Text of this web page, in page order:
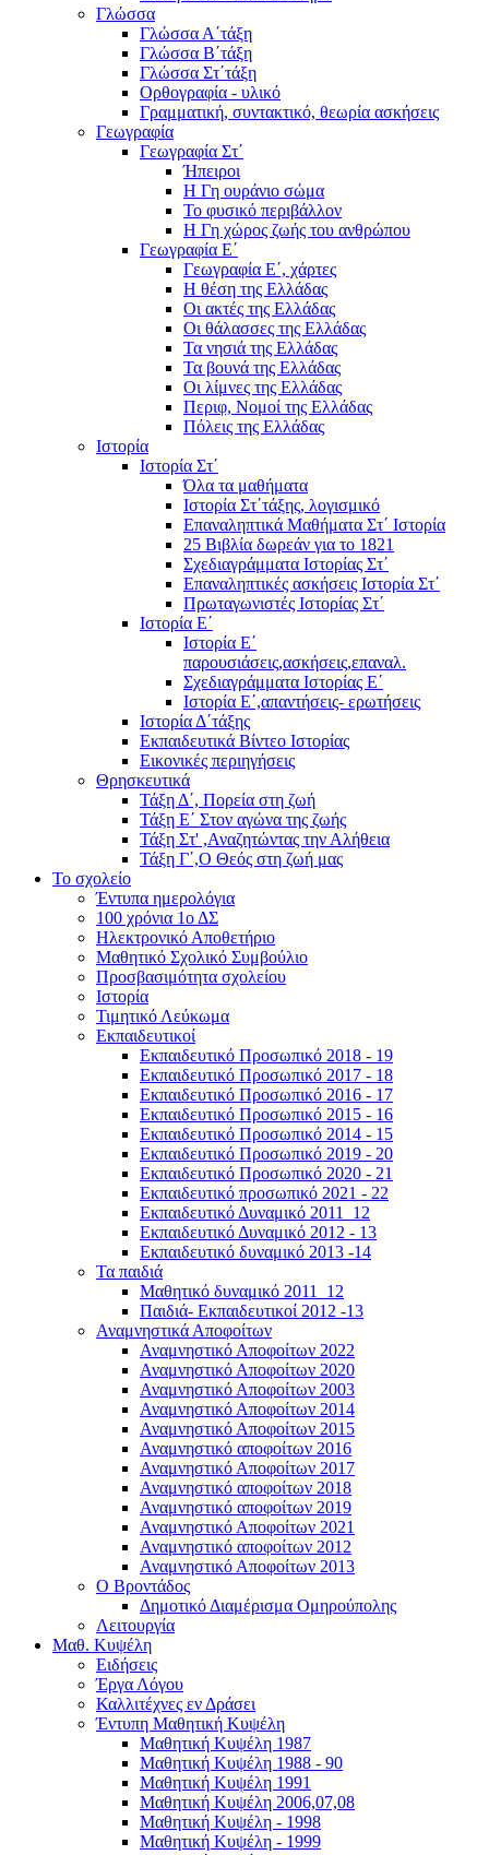
Γλώσσα
Γλώσσα Α΄τάξη
Γλώσσα Β΄τάξη
Γλώσσα Στ΄τάξη
Ορθογραφία - υλικό
Γραμματική, συντακτικό, θεωρία ασκήσεις
Γεωγραφία
Γεωγραφία Στ΄
Ήπειροι
Η Γη ουράνιο σώμα
Το φυσικό περιβάλλον
Η Γη χώρος ζωής του ανθρώπου
Γεωγραφία Ε΄
Γεωγραφία Ε΄, χάρτες
Η θέση της Ελλάδας
Οι ακτές της Ελλάδας
Οι θάλασσες της Ελλάδας
Τα νησιά της Ελλάδας
Τα βουνά της Ελλάδας
Οι λίμνες της Ελλάδας
Περιφ, Νομοί της Ελλάδας
Πόλεις της Ελλάδας
Ιστορία
Ιστορία Στ΄
Όλα τα μαθήματα
Ιστορία Στ΄τάξης, λογισμικό
Επαναληπτικά Μαθήματα Στ΄ Ιστορία
25 Βιβλία δωρεάν για το 1821
Σχεδιαγράμματα Ιστορίας Στ΄
Επαναληπτικές ασκήσεις Ιστορία Στ΄
Πρωταγωνιστές Ιστορίας Στ΄
Ιστορία Ε΄
Ιστορία Ε΄
παρουσιάσεις,ασκήσεις,επαναλ.
Σχεδιαγράμματα Ιστορίας Ε΄
Ιστορία Ε΄,απαντήσεις- ερωτήσεις
Ιστορία Δ΄τάξης
Εκπαιδευτικά Βίντεο Ιστορίας
Εικονικές περιηγήσεις
Θρησκευτικά
Τάξη Δ΄, Πορεία στη ζωή
Τάξη Ε΄ Στον αγώνα της ζωής
Τάξη Στ' ,Αναζητώντας την Αλήθεια
Τάξη Γ΄,Ο Θεός στη ζωή μας
Το σχολείο
Έντυπα ημερολόγια
100 χρόνια 1ο ΔΣ
Ηλεκτρονικό Αποθετήριο
Μαθητικό Σχολικό Συμβούλιο
Προσβασιμότητα σχολείου
Ιστορία
Τιμητικό Λεύκωμα
Εκπαιδευτικοί
Εκπαιδευτικό Προσωπικό 2018 - 19
Εκπαιδευτικό Προσωπικό 2017 - 18
Εκπαιδευτικό Προσωπικό 2016 - 17
Εκπαιδευτικό Προσωπικό 2015 - 16
Εκπαιδευτικό Προσωπικό 2014 - 15
Εκπαιδευτικό Προσωπικό 2019 - 20
Εκπαιδευτικό Προσωπικό 2020 - 21
Εκπαιδευτικό προσωπικό 2021 - 22
Εκπαιδευτικό Δυναμικό 2011_12
Εκπαιδευτικό Δυναμικό 2012 - 13
Εκπαιδευτικό δυναμικό 2013 -14
Τα παιδιά
Μαθητικό δυναμικό 2011_12
Παιδιά- Εκπαιδευτικοί 2012 -13
Αναμνηστικά Αποφοίτων
Αναμνηστικό Αποφοίτων 2022
Αναμνηστικό Αποφοίτων 2020
Αναμνηστικό Αποφοίτων 2003
Αναμνηστικό Αποφοίτων 2014
Αναμνηστικό Αποφοίτων 2015
Αναμνηστικό αποφοίτων 2016
Αναμνηστικό Αποφοίτων 2017
Αναμνηστικό αποφοίτων 2018
Αναμνηστικό αποφοίτων 2019
Αναμνηστικό Αποφοίτων 2021
Αναμνηστικό αποφοίτων 2012
Αναμνηστικό Αποφοίτων 2013
Ο Βροντάδος
Δημοτικό Διαμέρισμα Ομηρούπολης
Λειτουργία
Μαθ. Κυψέλη
Ειδήσεις
Έργα Λόγου
Καλλιτέχνες εν Δράσει
Έντυπη Μαθητική Κυψέλη
Μαθητική Κυψέλη 1987
Μαθητική Κυψέλη 1988 - 90
Μαθητική Κυψέλη 1991
Μαθητική Κυψέλη 2006,07,08
Μαθητική Κυψέλη - 1998
Μαθητική Κυψέλη - 1999